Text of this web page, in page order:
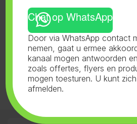
Toont alle 3
Chat op WhatsApp
Door via WhatsApp contact
nemen, gaat u ermee
kanaal mogen antwoorden
zoals offertes, flyers en
mogen toesturen. U kunt
afmelden.